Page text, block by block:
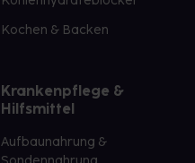
Kochen & Backen
Krankenpflege &
Hilfsmittel
Aufbaunahrung &